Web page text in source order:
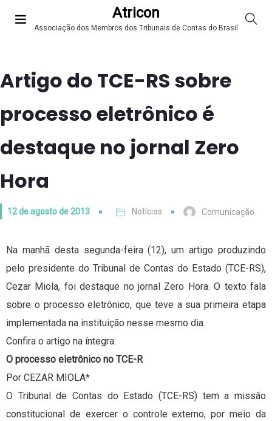
Atricon
Associação dos Membros dos Tribunais de Contas do Brasil
Artigo do TCE-RS sobre
processo eletrônico é
destaque no jornal Zero
Hora
12 de agosto de 2013 Notícias Comunicação
Na manhã desta segunda-feira (12), um artigo produzindo
pelo presidente do Tribunal de Contas do Estado (TCE-RS),
Cezar Miola, foi destaque no jornal Zero Hora. O texto fala
sobre o processo eletrônico, que teve a sua primeira etapa
implementada na instituição nesse mesmo dia.
Confira o artigo na íntegra:
O processo eletrônico no TCE-R
Por CEZAR MIOLA*
O Tribunal de Contas do Estado (TCE-RS) tem a missão
constitucional de exercer o controle externo, por meio da